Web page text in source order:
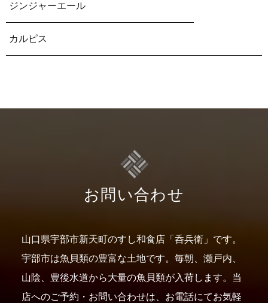
ジンジャーエール
カルピス
お問い合わせ
山口県宇部市新天町のすし和食店「呑兵衛」です。
宇部市は魚貝類の豊富な土地です。 毎朝、瀬戸内、
山陰、豊後水道から大量の魚貝類が入荷します。 当
店へのご予約・お問い合わせは、お電話にてお気軽